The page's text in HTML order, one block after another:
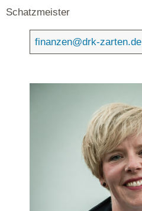
Schatzmeister
finanzen@drk-zarten.de